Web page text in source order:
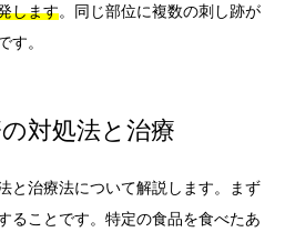
します。同じ部位に複数の刺し跡が
す。
対処法と治療
と治療法について解説します。まず
ることです。特定の食品を食べたあ